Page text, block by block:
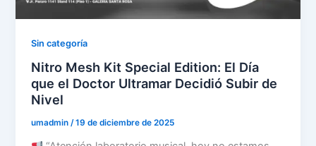
Sin categoría
Nitro Mesh Kit Special Edition: El Día
que el Doctor Ultramar Decidió Subir de
Nivel
umadmin/19 de diciembre de 2025